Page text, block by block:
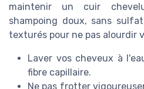
maintenir un cuir
shampoing doux, sans
texturés pour ne pas alourdir
Laver vos cheveux à
fibre capillaire.
Ne pas frotter